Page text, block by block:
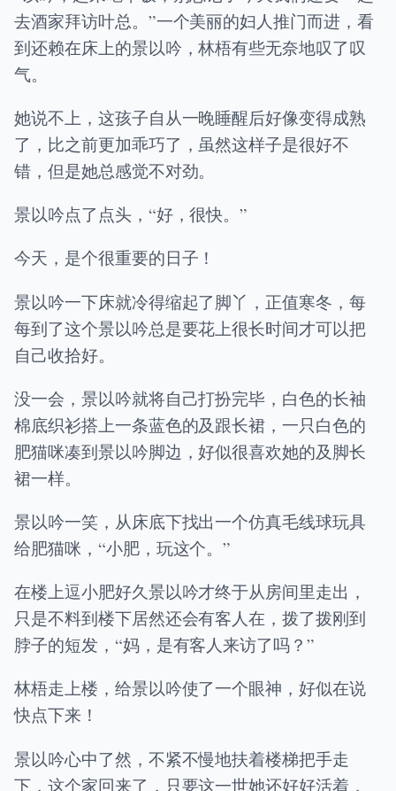
去酒家拜访叶总。”一个美丽的妇人推门而进，看
到还赖在床上的景以吟，林梧有些无奈地叹了叹
气。
她说不上，这孩子自从一晚睡醒后好像变得成熟
了，比之前更加乖巧了，虽然这样子是很好不
错，但是她总感觉不对劲。
景以吟点了点头，“好，很快。”
今天，是个很重要的日子！
景以吟一下床就冷得缩起了脚丫，正值寒冬，每
每到了这个景以吟总是要花上很长时间才可以把
自己收拾好。
没一会，景以吟就将自己打扮完毕，白色的长袖
棉底织衫搭上一条蓝色的及跟长裙，一只白色的
肥猫咪凑到景以吟脚边，好似很喜欢她的及脚长
裙一样。
景以吟一笑，从床底下找出一个仿真毛线球玩具
给肥猫咪，“小肥，玩这个。”
在楼上逗小肥好久景以吟才终于从房间里走出，
只是不料到楼下居然还会有客人在，拨了拨刚到
脖子的短发，“妈，是有客人来访了吗？”
林梧走上楼，给景以吟使了一个眼神，好似在说
快点下来！
景以吟心中了然，不紧不慢地扶着楼梯把手走
下，这个家回来了，只要这一世她还好好活着，